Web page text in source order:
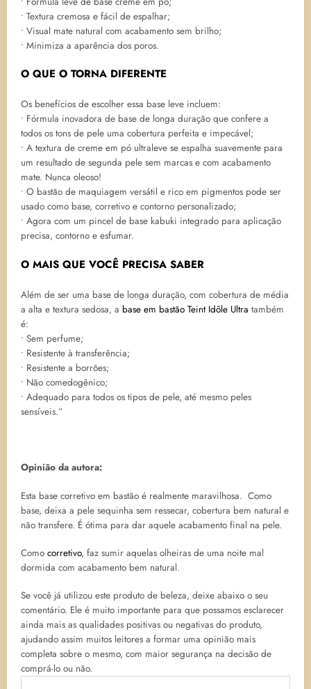
• Textura cremosa e fácil de espalhar;
• Visual mate natural com acabamento sem brilho;
• Minimiza a aparência dos poros.
O QUE O TORNA DIFERENTE
Os benefícios de escolher essa base leve incluem:
• Fórmula inovadora de base de longa duração que confere a
todos os tons de pele uma cobertura perfeita e impecável;
• A textura de creme em pó ultraleve se espalha suavemente para
um resultado de segunda pele sem marcas e com acabamento
mate. Nunca oleoso!
• O bastão de maquiagem versátil e rico em pigmentos pode ser
usado como base, corretivo e contorno personalizado;
• Agora com um pincel de base kabuki integrado para aplicação
precisa, contorno e esfumar.
O MAIS QUE VOCÊ PRECISA SABER
Além de ser uma base de longa duração, com cobertura de média
a alta e textura sedosa, a base em bastão Teint Idôle Ultra também
é:
• Sem perfume;
• Resistente à transferência;
• Resistente a borrões;
• Não comedogênico;
• Adequado para todos os tipos de pele, até mesmo peles
sensíveis.”
Opinião da autora:
Esta base corretivo em bastão é realmente maravilhosa. Como
base, deixa a pele sequinha sem ressecar, cobertura bem natural e
não transfere. É ótima para dar aquele acabamento final na pele.
Como corretivo, faz sumir aquelas olheiras de uma noite mal
dormida com acabamento bem natural.
Se você já utilizou este produto de beleza, deixe abaixo o seu
comentário. Ele é muito importante para que possamos esclarecer
ainda mais as qualidades positivas ou negativas do produto,
ajudando assim muitos leitores a formar uma opinião mais
completa sobre o mesmo, com maior segurança na decisão de
comprá-lo ou não.